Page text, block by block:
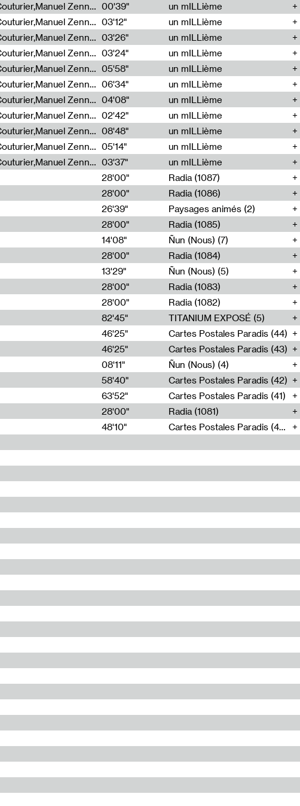
Cécile Tonizzo,Nicolas Couturier,Manuel Zenner,Aquila Lescene,Curtis Coco,Cyril Magnier 00'39"
un mILLième
Cécile Tonizzo,Nicolas Couturier,Manuel Zenner,Aquila Lescene,Curtis Coco,Cyril Magnier 03'12"
un mILLième
Cécile Tonizzo,Nicolas Couturier,Manuel Zenner,Aquila Lescene,Curtis Coco,Cyril Magnier 03'26"
un mILLième
Cécile Tonizzo,Nicolas Couturier,Manuel Zenner,Aquila Lescene,Curtis Coco,Cyril Magnier 03'24"
un mILLième
Cécile Tonizzo,Nicolas Couturier,Manuel Zenner,Aquila Lescene,Curtis Coco,Cyril Magnier 05'58"
un mILLième
Cécile Tonizzo,Nicolas Couturier,Manuel Zenner,Aquila Lescene,Curtis Coco,Cyril Magnier 06'34"
un mILLième
Cécile Tonizzo,Nicolas Couturier,Manuel Zenner,Aquila Lescene,Curtis Coco,Cyril Magnier 04'08"
un mILLième
Cécile Tonizzo,Nicolas Couturier,Manuel Zenner,Aquila Lescene,Curtis Coco,Cyril Magnier 02'42"
un mILLième
Cécile Tonizzo,Nicolas Couturier,Manuel Zenner,Aquila Lescene,Curtis Coco,Cyril Magnier 08'48"
un mILLième
Cécile Tonizzo,Nicolas Couturier,Manuel Zenner,Aquila Lescene,Curtis Coco,Cyril Magnier 05'14"
un mILLième
Cécile Tonizzo,Nicolas Couturier,Manuel Zenner,Aquila Lescene,Curtis Coco,Cyril Magnier 03'37"
un mILLième
28'00"
Radia (1087)
28'00"
Radia (1086)
26'39"
Paysages animés (2)
28'00"
Radia (1085)
14'08"
Ñun (Nous) (7)
28'00"
Radia (1084)
13'29"
Ñun (Nous) (5)
28'00"
Radia (1083)
28'00"
Radia (1082)
82'45"
TITANIUM EXPOSÉ (5)
46'25"
Cartes Postales Paradis (44)
46'25"
Cartes Postales Paradis (43)
08'11"
Ñun (Nous) (4)
58'40"
Cartes Postales Paradis (42)
63'52"
Cartes Postales Paradis (41)
28'00"
Radia (1081)
48'10" Cartes Postales Paradis (40)